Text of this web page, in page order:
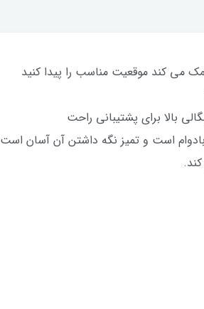
می کند موقعیت مناسب را پیدا کنید
بالا برای پشتیبانی راحت
است و تمیز نگه داشتن آن آسان است